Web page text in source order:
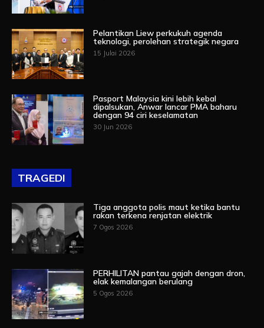
Pelantikan Liew perkukuh agenda
teknologi, perolehan strategik negara
15 Julai 2026
Pasport Malaysia kini lebih kebal
dipalsukan, Anwar lancar PMA baharu
dengan 94 ciri keselamatan
30 Jun 2026
TRAGEDI
Tiga anggota polis maut ketika bantu
rakan terkena renjatan elektrik
7 Ogos 2026
PERHILITAN pantau gajah dengan dron,
elak kemalangan berulang
5 Ogos 2026